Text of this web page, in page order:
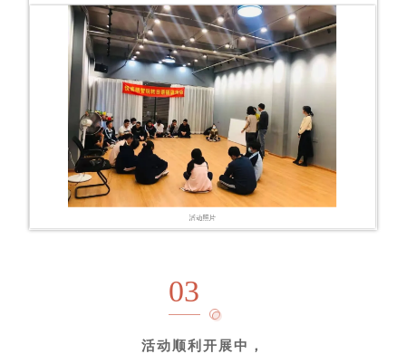
03
活动顺利开展中，